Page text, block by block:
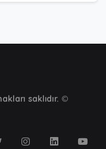
saklıdır. ©